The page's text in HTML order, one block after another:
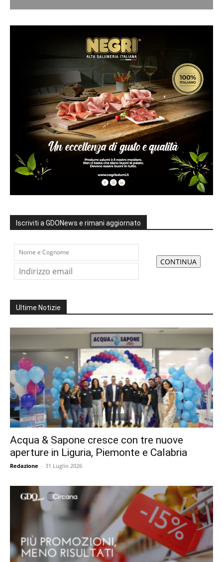
Iscriviti a GDONews e rimani aggiornato
Ultime Notizie
Acqua & Sapone cresce con tre nuove
aperture in Liguria, Piemonte e Calabria
Redazione - 31 Luglio 2026